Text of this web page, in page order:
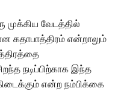
முக்கிய வேடத்தில்
கதாபாத்திரம் என்றாலும்
நடிப்பிற்காக இந்த
என்ற நம்பிக்கை